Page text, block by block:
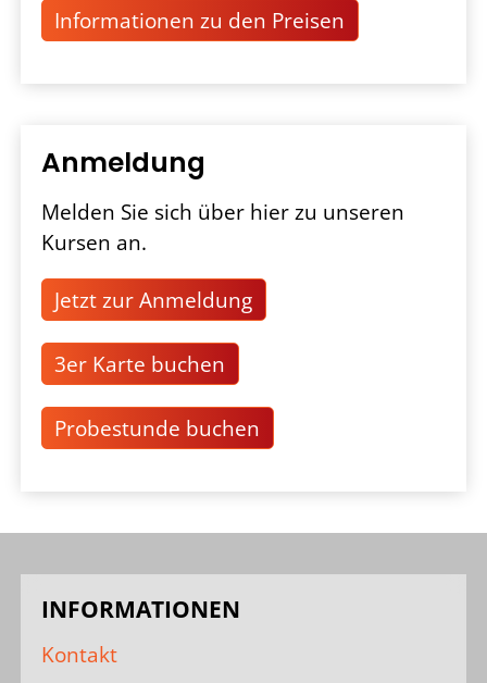
Informationen zu den Preisen
Anmeldung
Melden Sie sich über hier zu unseren
Kursen an.
Jetzt zur Anmeldung
3er Karte buchen
Probestunde buchen
INFORMATIONEN
Kontakt